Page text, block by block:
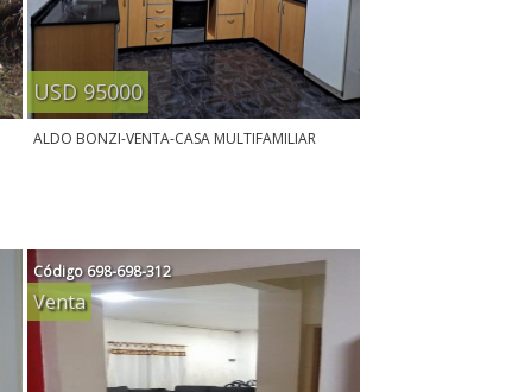
USD 95000
ALDO BONZI-VENTA-CASA MULTIFAMILIAR
Código698-698-312
Venta